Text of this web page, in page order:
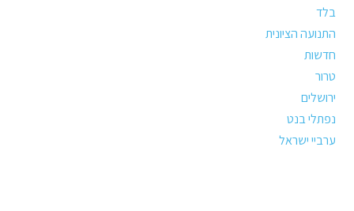
בלד
התנועה הציונית
חדשות
טרור
ירושלים
נפתלי בנט
ערביי ישראל